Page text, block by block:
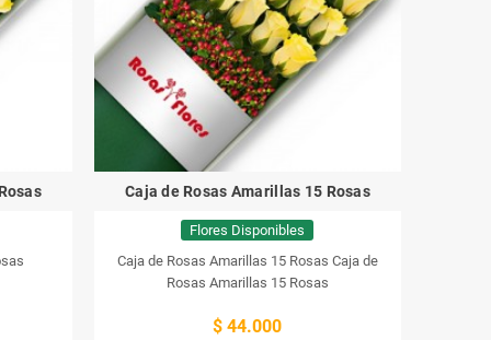
Caja de Rosas Amarillas 15 Rosas
Flores Disponibles
Caja de Rosas Amarillas 15 Rosas Caja de
Rosas Amarillas 15 Rosas
$ 44.000